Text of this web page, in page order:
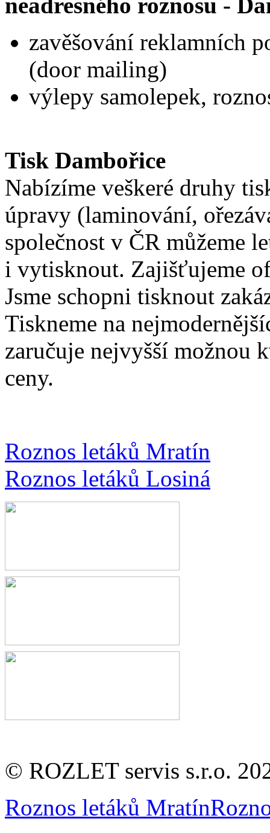
zavěšování reklamních
(door mailing)
výlepy samolepek,
Tisk Dambořice
Nabízíme veškeré druhy
úpravy (laminování,
společnost v ČR můžeme
i vytisknout. Zajišťujeme
Jsme schopni tisknout
Tiskneme na
zaručuje nejvyšší možnou
ceny.
Roznos letáků Mratín
Roznos letáků Losiná
© ROZLET servis s.r.o.
Roznos letáků Mratín